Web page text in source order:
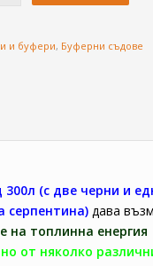
и буфери, Буферни съдове
300л (с две черни и
серпентина)дава
на топлинна енергия
от няколко